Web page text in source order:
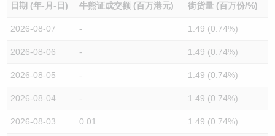
日期 (年-月-日) 牛熊证成交额 (百万港元) 街货量 (百万份/%)
2026-08-07 - 1.49 (0.74%)
2026-08-06 - 1.49 (0.74%)
2026-08-05 - 1.49 (0.74%)
2026-08-04 - 1.49 (0.74%)
2026-08-03 0.01 1.49 (0.74%)